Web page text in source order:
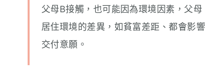
父母B接觸，也可能因為環境因素，父母
居住環境的差異，如貧富差距、都會影響
交付意願。